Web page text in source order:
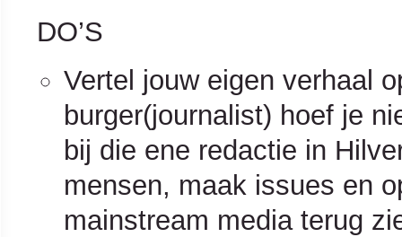
DO’S
Vertel jouw eigen verhaal
burger(journalist) hoef je
bij die ene redactie in
mensen, maak issues en
mainstream media terug